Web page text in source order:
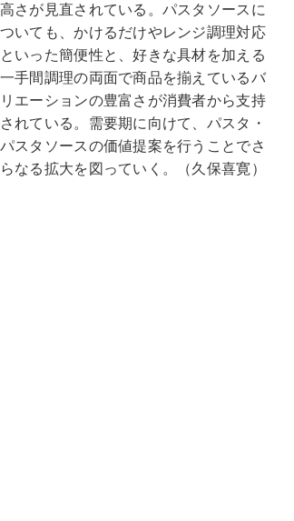
高さが見直されている。パスタソースに
ついても、かけるだけやレンジ調理対応
といった簡便性と、好きな具材を加える
一手間調理の両面で商品を揃えているバ
リエーションの豊富さが消費者から支持
されている。需要期に向けて、パスタ・
パスタソースの価値提案を行うことでさ
らなる拡大を図っていく。（久保喜寛）